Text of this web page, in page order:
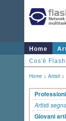
Home
Cos'è
Home > Artisti >
Artisti
Giovani